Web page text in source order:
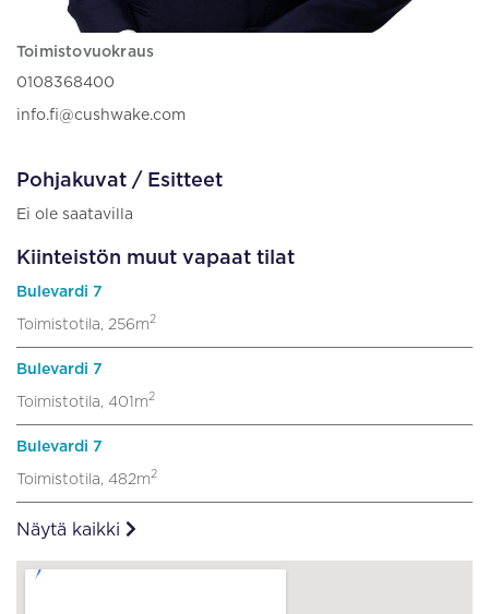
Toimistovuokraus
0108368400
info.fi@cushwake.com
Pohjakuvat / Esitteet
Ei ole saatavilla
Kiinteistön muut vapaat tilat
Bulevardi 7
Toimistotila, 256m2
Bulevardi 7
Toimistotila, 401m2
Bulevardi 7
Toimistotila, 482m2
Näytä kaikki